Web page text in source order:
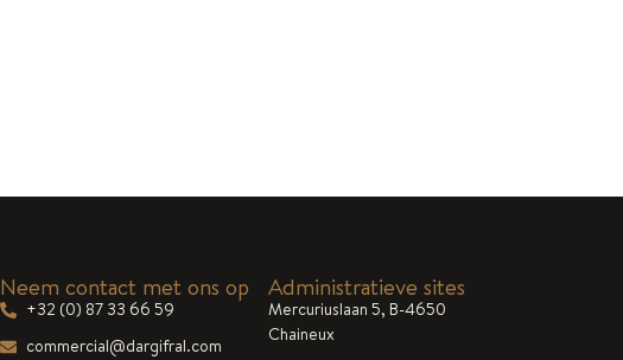
Neem contact met ons op
+32 (0) 87 33 66 59
commercial@dargifral.com
Administratieve sites
Mercuriuslaan 5, B-4650
Chaineux